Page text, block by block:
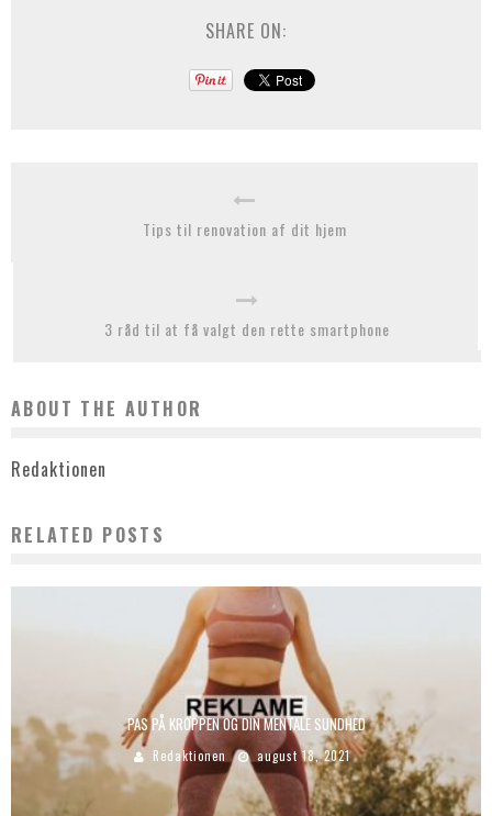
SHARE ON:
Tips til renovation af dit hjem
3 råd til at få valgt den rette smartphone
ABOUT THE AUTHOR
Redaktionen
RELATED POSTS
PAS PÅ KROPPEN OG DIN MENTALE SUNDHED
Redaktionen august 18, 2021